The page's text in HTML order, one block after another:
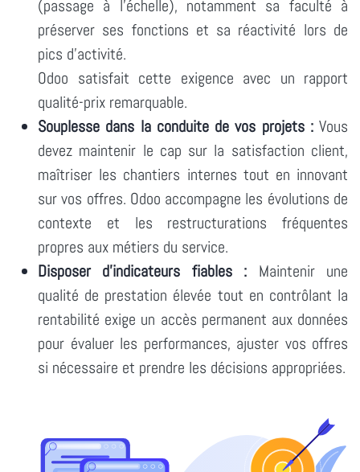
(passage à l'échelle), notamment sa faculté à
préserver ses fonctions et sa réactivité lors de
pics d'activité.
Odoo satisfait cette exigence avec un rapport
qualité-prix remarquable.
Souplesse dans la conduite de vos projets : Vous
devez maintenir le cap sur la satisfaction client,
maîtriser les chantiers internes tout en innovant
sur vos offres. Odoo accompagne les évolutions de
contexte et les restructurations fréquentes
propres aux métiers du service.
Disposer d'indicateurs fiables : Maintenir une
qualité de prestation élevée tout en contrôlant la
rentabilité exige un accès permanent aux données
pour évaluer les performances, ajuster vos offres
si nécessaire et prendre les décisions appropriées.